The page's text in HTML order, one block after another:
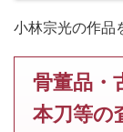
小林宗光の作品
骨董品・
本刀等の